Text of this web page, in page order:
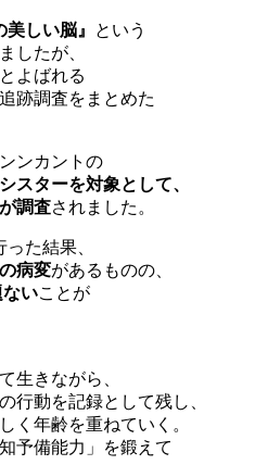
美しい脳』
という
したが、
とよばれる
跡調査をまとめた
ンカントの
スターを対象として、
調査されました。
った結果、
病変があるものの、
ないことが
生きながら、
行動を記録として残し、
く年齢を重ねていく。
予備能力」を鍛えて